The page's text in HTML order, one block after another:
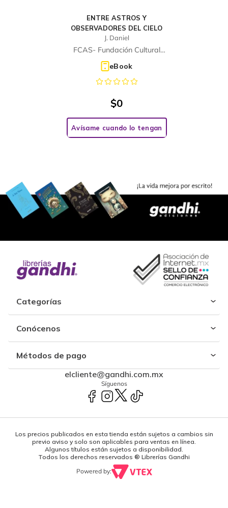
ENTRE ASTROS Y
OBSERVADORES DEL CIELO
J. Daniel
FCAS- Fundación Cultural
Armella Spitalier
eBook
$0
Avísame cuando lo tengan
Categorías
Conócenos
Métodos de pago
elcliente@gandhi.com.mx
Síguenos
Los precios publicados en esta tienda están sujetos a cambios sin
previo aviso y solo son aplicables para ventas en línea.
Algunos títulos están sujetos a disponibilidad.
Todos los derechos reservados ® Librerías Gandhi
Powered by: